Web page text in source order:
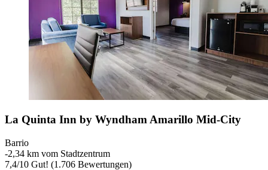
La Quinta Inn by Wyndham Amarillo Mid-City
Barrio
‐2,34 km vom Stadtzentrum
7,4/10 Gut! (1.706 Bewertungen)